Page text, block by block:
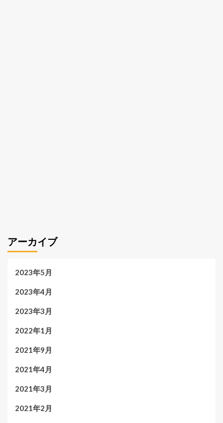
アーカイブ
2023年5月
2023年4月
2023年3月
2022年1月
2021年9月
2021年4月
2021年3月
2021年2月